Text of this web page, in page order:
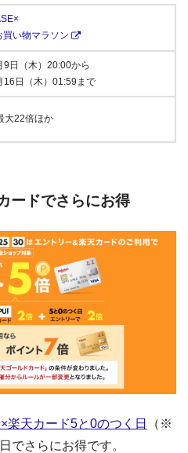
買い物マラソン
9日（木）20:00から
16日（木）01:59まで
大22倍ほか
ードでさらにお得
楽天カード5と0のつく日
（※
でさらにお得です。